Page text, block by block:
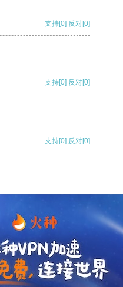
支持[0] 反对[0]
支持[0] 反对[0]
支持[0] 反对[0]
支持 [0] 反对 [0]